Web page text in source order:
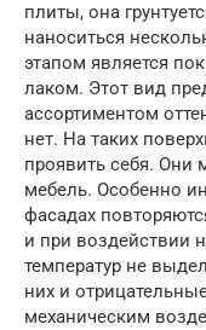
плиты, она
наноситься
этапом является
лаком. Этот вид
ассортиментом
нет. На таких
проявить себя. Они
мебель. Особенно
фасадах
и при воздействии
температур не
них и
механическим